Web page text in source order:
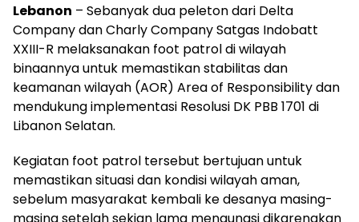
Lebanon – Sebanyak dua peleton dari Delta
Company dan Charly Company Satgas Indobatt
XXIII-R melaksanakan foot patrol di wilayah
binaannya untuk memastikan stabilitas dan
keamanan wilayah (AOR) Area of Responsibility dan
mendukung implementasi Resolusi DK PBB 1701 di
Libanon Selatan.
Kegiatan foot patrol tersebut bertujuan untuk
memastikan situasi dan kondisi wilayah aman,
sebelum masyarakat kembali ke desanya masing-
masing setelah sekian lama mengungsi dikarenakan